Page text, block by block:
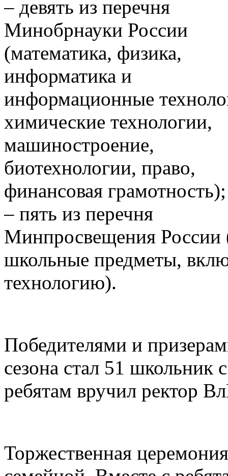
– девять из перечня
Минобрнауки России
(математика, физика,
информатика и
информационные
химические технологии,
машиностроение,
биотехнологии, право,
финансовая грамотность);
– пять из перечня
Минпросвещения России
школьные предметы,
технологию).
Победителями и
сезона стал 51 школьник
ребятам вручил ректор
Торжественная